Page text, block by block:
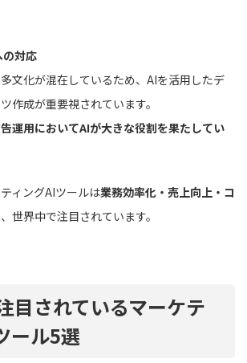
対応
文化が混在しているため、AIを活用したデ
作成が重要視されています。
運用においてAIが大きな役割を果たしてい
ィングAIツールは業務効率化・売上向上・コ
世界中で注目されています。
目されているマーケテ
ール5選